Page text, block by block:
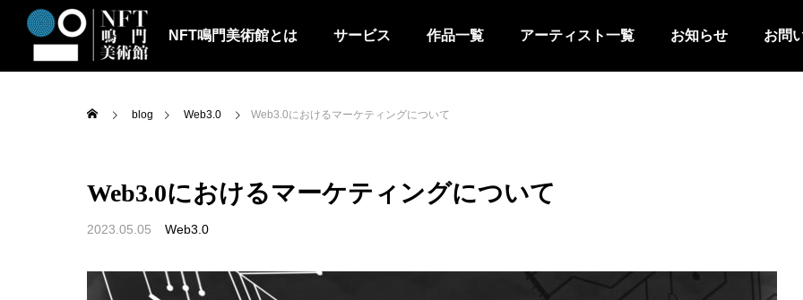
NFT鳴門美術館とは サービス 作品一覧 アーティスト一覧 お知らせ お問
blog Web3.0 Web3.0におけるマーケティングについて
Web3.0におけるマーケティングについて
2023.05.05 Web3.0